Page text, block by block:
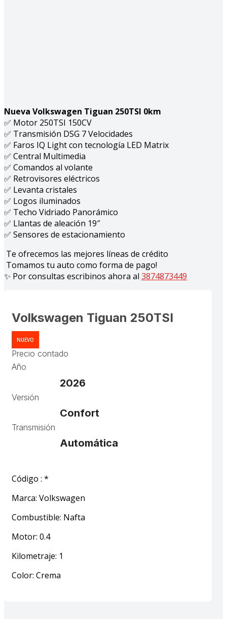
Nueva Volkswagen Tiguan 250TSI 0km
✅ Motor 250TSI 150CV
✅ Transmisión DSG 7 Velocidades
✅ Faros IQ Light con tecnología LED Matrix
✅ Central Multimedia
✅ Comandos al volante
✅ Retrovisores eléctricos
✅ Levanta cristales
✅ Logos iluminados
✅ Techo Vidriado Panorámico
✅ Llantas de aleación 19″
✅ Sensores de estacionamiento
Te ofrecemos las mejores líneas de crédito
Tomamos tu auto como forma de pago!
✨ Por consultas escribinos ahora al 3874873449
Volkswagen Tiguan 250TSI
NUEVO
Precio contado
Año
2026
Versión
Confort
Transmisión
Automática
Código : *
Marca: Volkswagen
Combustible: Nafta
Motor: 0.4
Kilometraje: 1
Color: Crema